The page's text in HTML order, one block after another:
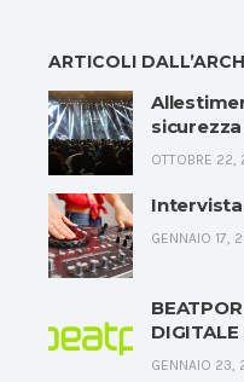
ARTICOLI
OTTOBRE
Intervista
GENNAIO 17,
GENNAIO 23,